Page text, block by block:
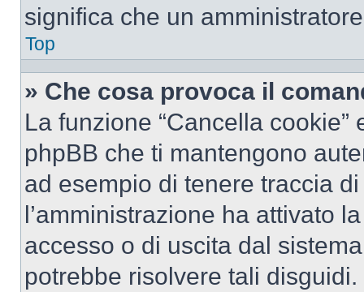
significa che un
Top
» Che cosa provoca il
La funzione “Cancella
phpBB che ti mantengono
ad esempio di tenere traccia
l’amministrazione ha attivato
accesso o di uscita dal
potrebbe risolvere tali disguidi.